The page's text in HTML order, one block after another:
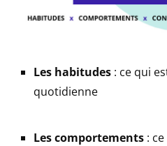
Les habitudes : ce qui
quotidienne
Les comportements :